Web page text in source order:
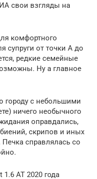
свои взгляды на
комфортного
супруги от точки А до
редкие семейные
Ну а главное
городу с небольшими
ничего необычного
оправдались,
скрипов и иных
справлялась со
AT 2020 года